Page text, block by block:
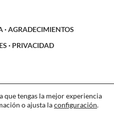
·AGRADECIMIENTOS
· PRIVACIDAD
que tengas la mejor experiencia
o ajusta laconfiguración.